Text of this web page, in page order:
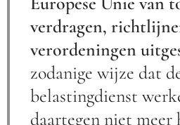
verdragen,
verordeningen
zodanige wijze dat
belastingdienst
daartegen niet meer